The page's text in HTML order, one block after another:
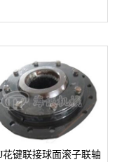
花键联接球面滚子联轴